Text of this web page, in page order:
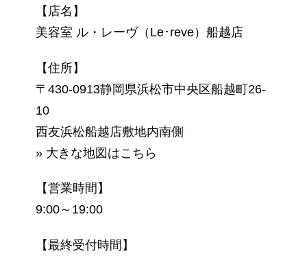
【店名】
美容室 ル・レーヴ（Le･reve）船越店
【住所】
〒430-0913静岡県浜松市中央区船越町26-
10
西友浜松船越店敷地内南側
» 大きな地図はこちら
【営業時間】
9:00～19:00
【最終受付時間】